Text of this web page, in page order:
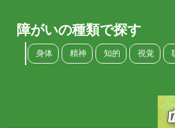
障がいの種類で探す
身体 精神 知的 視覚